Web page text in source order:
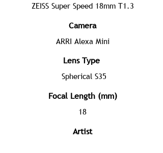
ZEISS Super Speed 18mm T1.3
Camera
ARRI Alexa Mini
Lens Type
Spherical S35
Focal Length (mm)
18
Artist